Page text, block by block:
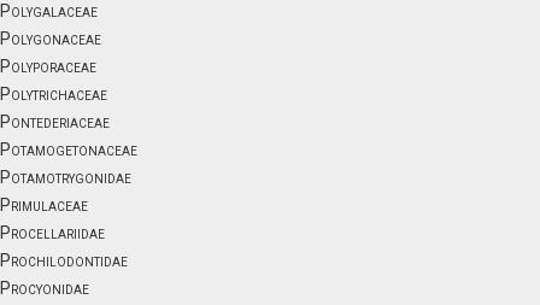
Polygalaceae
Polygonaceae
Polyporaceae
Polytrichaceae
Pontederiaceae
Potamogetonaceae
Potamotrygonidae
Primulaceae
Procellariidae
Prochilodontidae
Procyonidae